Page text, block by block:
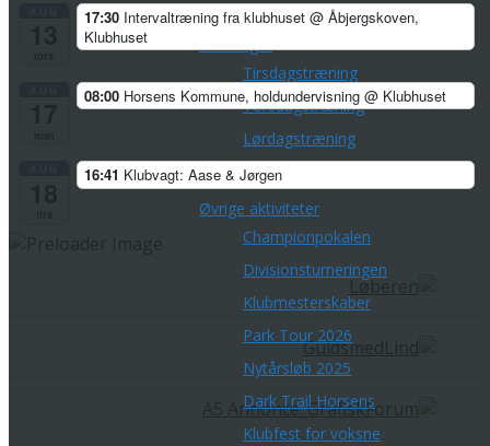
Corona-tilpasninger
Træninger
Tirsdagstræning
Torsdagstræning
Lørdagstræning
Teknisk træning
Øvrige aktiviteter
Championpokalen
Divisionsturneringen
Klubmesterskaber
Park Tour 2026
Nytårsløb 2025
Dark Trail Horsens
Klubfest for voksne
17:30 Intervaltræning fra klubhuset @ Åbjergskoven,
Klubhuset
08:00 Horsens Kommune, holdundervisning @ Klubhuset
16:41 Klubvagt: Aase & Jørgen